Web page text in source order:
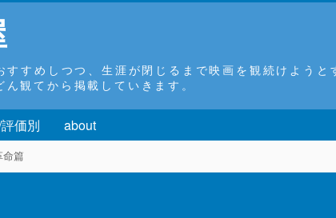
すめしつつ、生涯が閉じるまで映画を観続けようと
観てから掲載していきます。
価別 about
篇